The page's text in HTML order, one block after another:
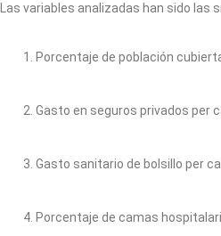
Las variables analizadas han sido las
Porcentaje de población
Gasto en seguros privados per
Gasto sanitario de bolsillo per
Porcentaje de camas